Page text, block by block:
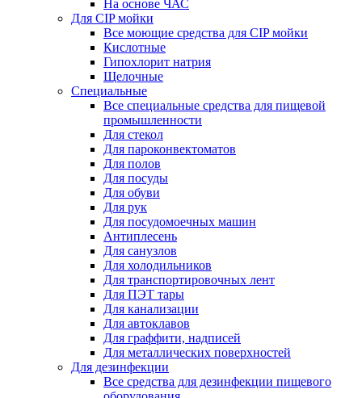
На основе ЧАС
Для CIP мойки
Все моющие средства для CIP мойки
Кислотные
Гипохлорит натрия
Щелочные
Специальные
Все специальные средства для пищевой
промышленности
Для стекол
Для пароконвектоматов
Для полов
Для посуды
Для обуви
Для рук
Для посудомоечных машин
Антиплесень
Для санузлов
Для холодильников
Для транспортировочных лент
Для ПЭТ тары
Для канализации
Для автоклавов
Для граффити, надписей
Для металлических поверхностей
Для дезинфекции
Все средства для дезинфекции пищевого